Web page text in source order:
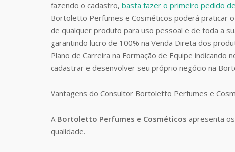
fazendo o cadastro, basta fazer o primeiro pedido
Bortoletto Perfumes e Cosméticos poderá praticar
de qualquer produto para uso pessoal e de toda a
garantindo lucro de 100% na Venda Direta dos
Plano de Carreira na Formação de Equipe indicando
cadastrar e desenvolver seu próprio negócio na
Vantagens do Consultor Bortoletto Perfumes e
A Bortoletto Perfumes e Cosméticos apresenta
qualidade.